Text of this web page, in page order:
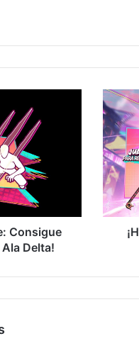
Consigue
Delta!
¡Hoz
en
Free
Fire!
Cómo
el
Banner